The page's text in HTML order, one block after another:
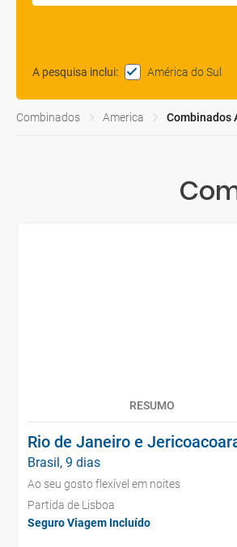
A pesquisa inclui: América do Sul
Combinados America Combinados
RESUMO
Rio de Janeiro e
Brasil, 9 dias
Ao seu gosto flexível em noites
Partida de Lisboa
Seguro Viagem Incluído